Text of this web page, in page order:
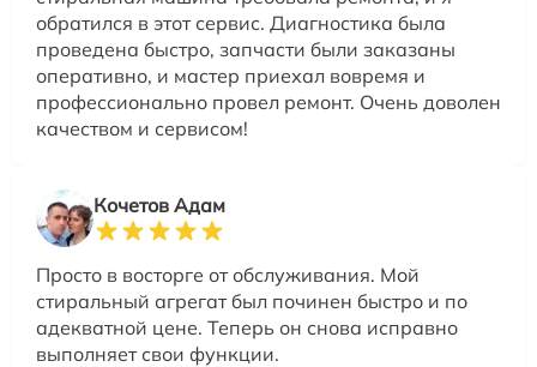
обратился в этот сервис. Диагностика была
проведена быстро, запчасти были заказаны
оперативно, и мастер приехал вовремя и
профессионально провел ремонт. Очень доволен
качеством и сервисом!
Кочетов Адам
Просто в восторге от обслуживания. Мой
стиральный агрегат был починен быстро и по
адекватной цене. Теперь он снова исправно
выполняет свои функции.